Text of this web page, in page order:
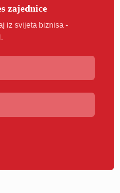
zajednice
iz svijeta biznisa -